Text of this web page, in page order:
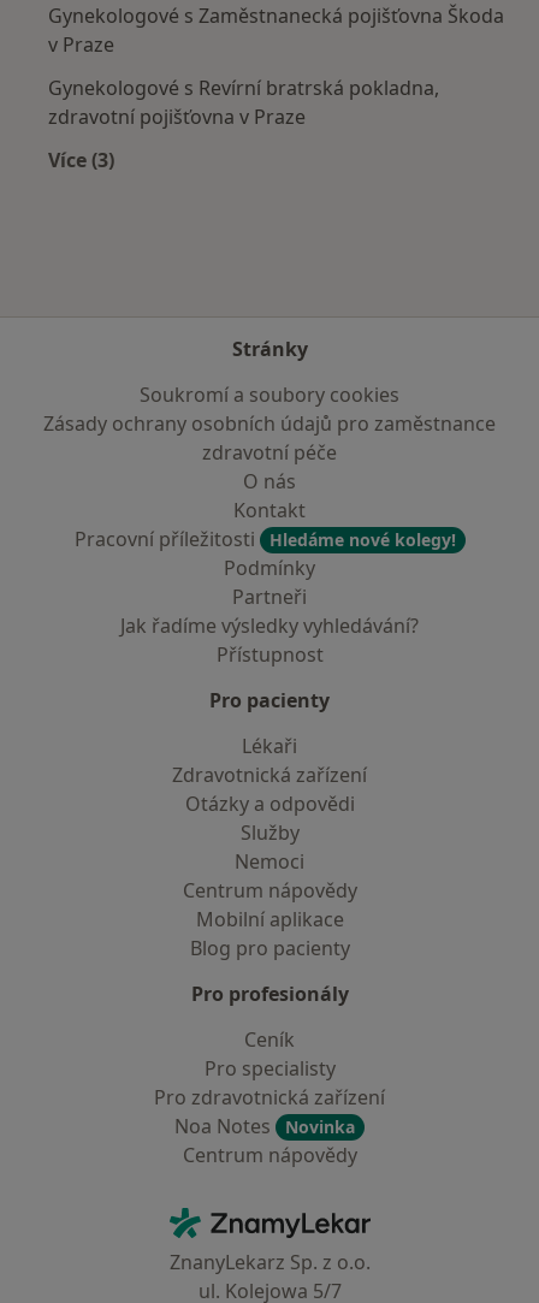
Gynekologové s Zaměstnanecká pojišťovna Škoda
v Praze
Gynekologové s Revírní bratrská pokladna,
zdravotní pojišťovna v Praze
Více (3)
Stránky
Soukromí a soubory cookies
Zásady ochrany osobních údajů pro zaměstnance
zdravotní péče
O nás
Kontakt
Pracovní příležitosti
Hledáme nové kolegy!
Podmínky
Partneři
Jak řadíme výsledky vyhledávání?
Přístupnost
Pro pacienty
Lékaři
Zdravotnická zařízení
Otázky a odpovědi
Služby
Nemoci
Centrum nápovědy
Mobilní aplikace
Blog pro pacienty
Pro profesionály
Ceník
Pro specialisty
Pro zdravotnická zařízení
Noa Notes
Novinka
Centrum nápovědy
ZnamyLekar - Hlavní stránka
ZnanyLekarz Sp. z o.o.
ul. Kolejowa 5/7